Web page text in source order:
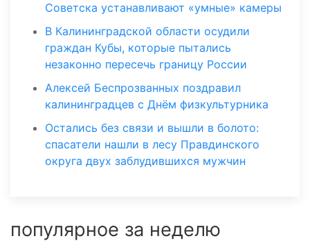
Советска устанавливают «умные» камеры
В Калининградской области осудили
граждан Кубы, которые пытались
незаконно пересечь границу России
Алексей Беспрозванных поздравил
калининградцев с Днём физкультурника
Остались без связи и вышли в болото:
спасатели нашли в лесу Правдинского
округа двух заблудившихся мужчин
популярное за неделю